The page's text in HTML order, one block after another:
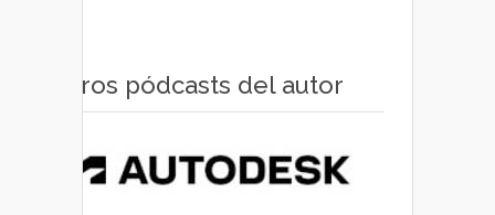
Otros pódcasts del autor